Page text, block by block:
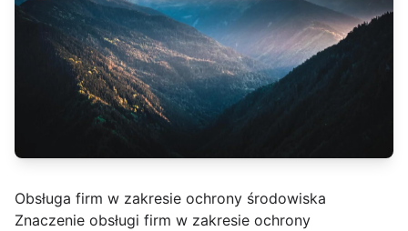
Obsługa firm w zakresie ochrony środowiska
Znaczenie obsługi firm w zakresie ochrony